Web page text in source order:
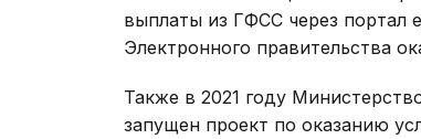
выплаты из ГФСС через портал
Электронного правительства
Также в 2021 году
запущен проект по оказанию